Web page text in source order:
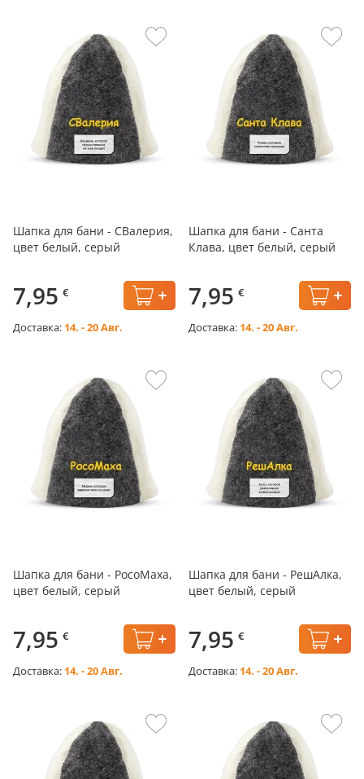
Шапка для бани - СВалерия,
цвет белый, серый
7,95 €
Доставка: 14. - 20 Авг.
Шапка для бани - Санта
Клава, цвет белый, серый
7,95 €
Доставка: 14. - 20 Авг.
Шапка для бани - РосоМаха,
цвет белый, серый
7,95 €
Доставка: 14. - 20 Авг.
Шапка для бани - РешАлка,
цвет белый, серый
7,95 €
Доставка: 14. - 20 Авг.